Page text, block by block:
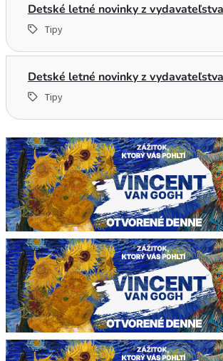
Detské letné novinky z
Tipy
Detské letné novinky z
Tipy